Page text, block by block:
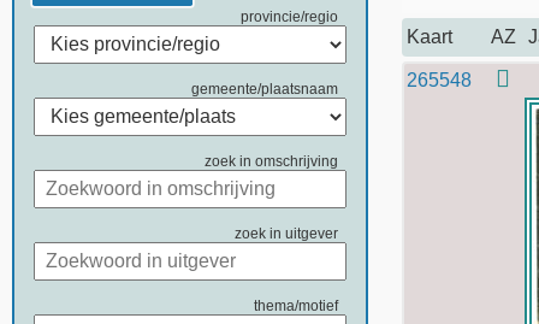
provincie/regio
gemeente/plaatsnaam
zoek in omschrijving
zoek in uitgever
thema/motief
Kaart AZ
265548